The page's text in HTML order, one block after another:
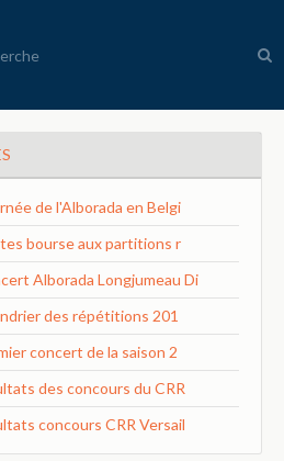
de l'Alborada en Belgi
bourse aux partitions r
Alborada Longjumeau Di
des répétitions 201
concert de la saison 2
des concours du CRR
concours CRR Versail